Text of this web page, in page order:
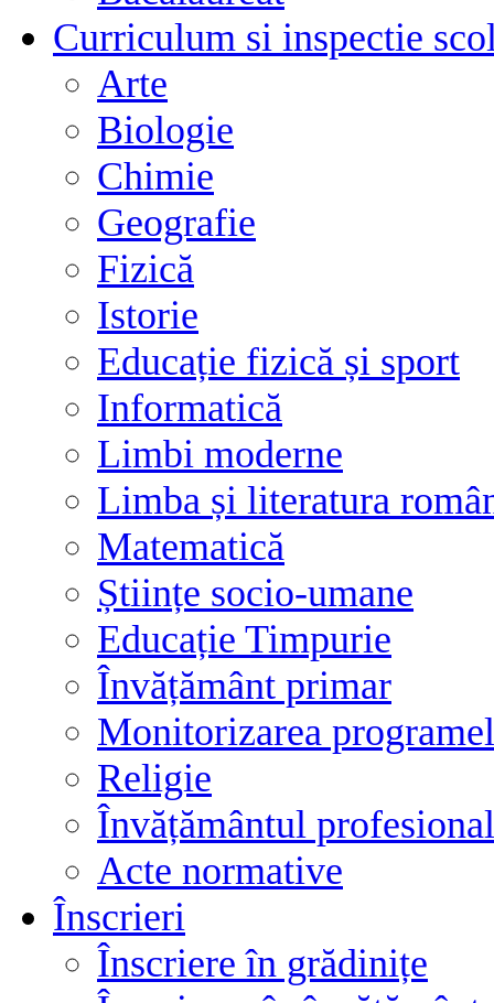
Curriculum si inspectie
Arte
Biologie
Chimie
Geografie
Fizică
Istorie
Educație fizică și sport
Informatică
Limbi moderne
Limba și literatura
Matematică
Științe socio-umane
Educație Timpurie
Învățământ primar
Monitorizarea
Religie
Învățământul
Acte normative
Înscrieri
Înscriere în grădinițe